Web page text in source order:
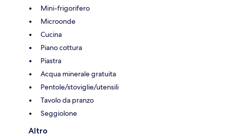
Mini-frigorifero
Microonde
Cucina
Piano cottura
Piastra
Acqua minerale gratuita
Pentole/stoviglie/utensili
Tavolo da pranzo
Seggiolone
Altro